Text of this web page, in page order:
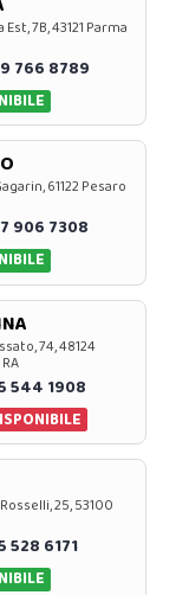
Est, 7B, 43121 Parma
766 8789
61122 Pesaro
906 7308
74, 48124
544 1908
25, 53100
528 6171